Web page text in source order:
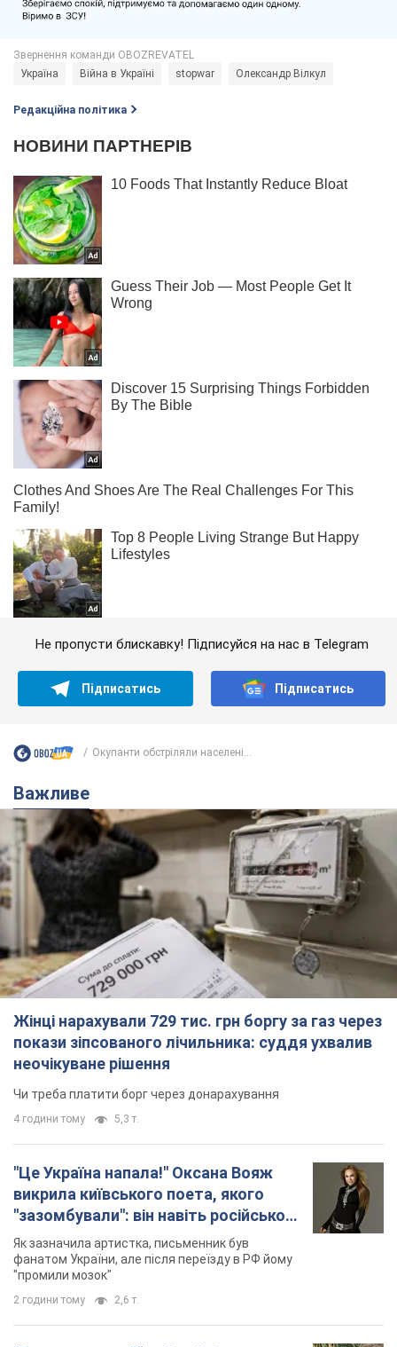
Україна Війна в Україні stopwar Олександр Вілкул
Редакційна політика
Не пропусти блискавку! Підписуйся на нас в Telegram
Підписатись Підписатись
Окупанти обстріляли населені...
Важливе
Жінці нарахували 729 тис. грн боргу за газ через
покази зіпсованого лічильника: суддя ухвалив
неочікуване рішення
Чи треба платити борг через донарахування
4 години тому 5,3 т.
"Це Україна напала!" Оксана Вояж
викрила київського поета, якого
"зазомбували": він навіть російської
не знав, а тепер хоче геноциду
українців
Як зазначила артистка, письменник був
фанатом України, але після переїзду в РФ йому
"промили мозок"
2 години тому 2,6 т.